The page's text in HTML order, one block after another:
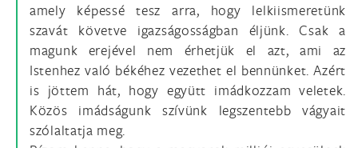
amely képessé tesz arra, hogy lelkiismeretünk
szavát követve igazságosságban éljünk. Csak a
magunk erejével nem érhetjük el azt, ami az
Istenhez való békéhez vezethet el bennünket. Azért
is jöttem hát, hogy együtt imádkozzam veletek.
Közös imádságunk szívünk legszentebb vágyait
szólaltatja meg.